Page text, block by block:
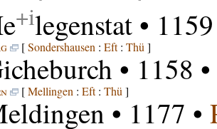
+ilegenstat•
[Sondershausen : Eft: Thü ]
• 1158 •
[Mellingen : Eft: Thü ]
• 1177 •